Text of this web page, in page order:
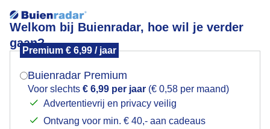
Welkom bij Buienradar, hoe wil je verder
gaan?
Premium € 6,99 / jaar
Buienradar Premium
Voor slechts € 6,99 per jaar (€ 0,58 per maand)
Advertentievrij en privacy veilig
Ontvang voor min. € 40,- aan cadeaus
Close-up walnoot eten/reserve opbouwen voor
paartijd in de winter
Mogen we je locatie gebruiken voor het
Indien je hier nog geen akkoord op hebt gegeven,